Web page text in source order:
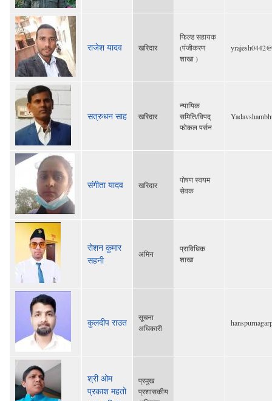
राजेश यादव खरिदार
फिल्ड सहायक
(पंजीकरण
शाखा )
सत्रुधन साह खरिदार
न्यायिक
समिति/विपद्
फोकल पर्सन
संगीता यादव खरिदार
पोषण स्वयम
सेवक
रोशन कुमार
सहनी
अमिन
प्राविधिक
शाखा
कुलदीप राउत
सूचना
अधिकारी
श्री ओम
प्रकाश महतो
प्रमुख
प्रशासकीय